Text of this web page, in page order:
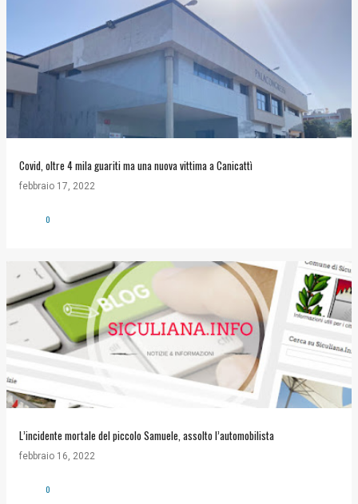
Covid, oltre 4 mila guariti ma una nuova vittima a Canicattì
febbraio 17, 2022
0
L’incidente mortale del piccolo Samuele, assolto l’automobilista
febbraio 16, 2022
0